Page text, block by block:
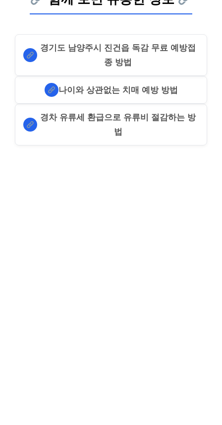
경기도 남양주시 진건읍 독감 무료 예방접
종 방법
나이와 상관없는 치매 예방 방법
경차 유류세 환급으로 유류비 절감하는 방
법